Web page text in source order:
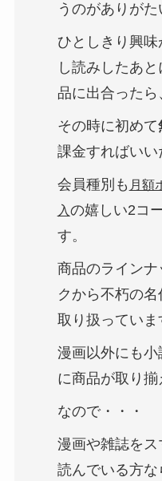
うのがありがた
ひとしきり興
し読みしたあ
品に出合ったら
その時に初めて
課金すればいい
会員種別も 月額
入の嬉しい2コ
す。
商品のラインナ
クから不朽の名
取り扱っていま
漫画以外にも小
に商品が取り
なので・・・
漫画や雑誌を
読んでいる方